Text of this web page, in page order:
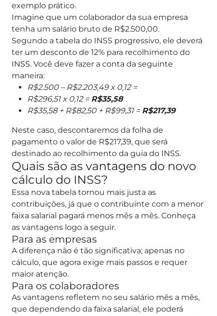
exemplo prático.
Imagine que um colaborador da sua empresa
tenha um salário bruto de R$2.500,00.
Segundo a tabela do INSS progressivo, ele deverá
ter um desconto de 12% para recolhimento do
INSS. Você deve fazer a conta da seguinte
maneira:
R$2.500 – R$2.203,49 x 0,12 =
R$296,51 x 0,12 = R$35,58
R$35,58 + R$82,50 + R$99,31 = R$217,39
Neste caso, descontaremos da folha de
pagamento o valor de R$217,39, que será
destinado ao recolhimento da guia do INSS.
Quais são as vantagens do novo
cálculo do INSS?
Essa nova tabela tornou mais justa as
contribuições, já que o contribuinte com a menor
faixa salarial pagará menos mês a mês. Conheça
as vantagens logo a seguir.
Para as empresas
A diferença não é tão significativa; apenas no
cálculo, que agora exige mais passos e requer
maior atenção.
Para os colaboradores
As vantagens refletem no seu salário mês a mês,
que dependendo da faixa salarial, ele poderá